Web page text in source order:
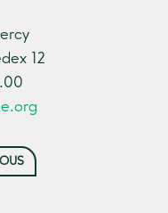
12